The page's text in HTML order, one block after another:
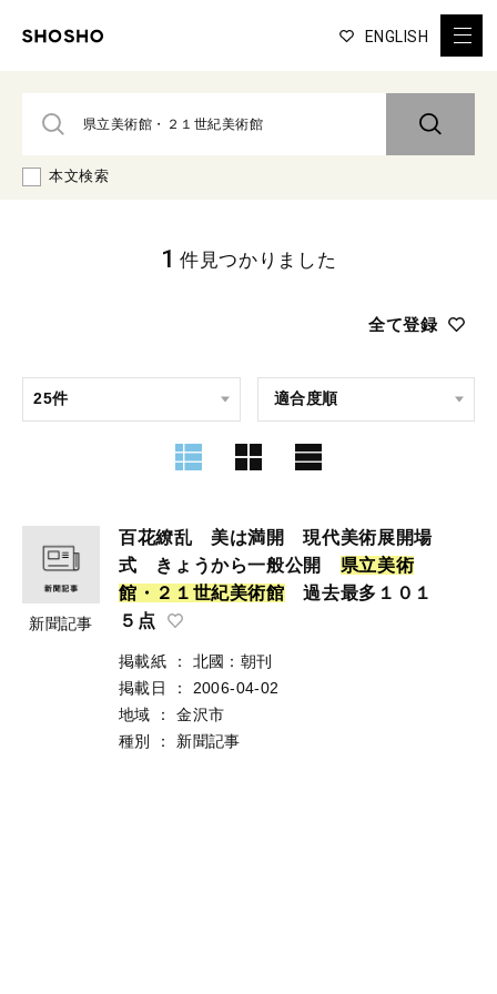
ENGLISH
本文検索
全て登録
1 件見つかりました
新聞記事
百花繚乱 美は満開 現代美術展開場
式 きょうから一般公開 県立美術
館 ・ ２ １ 世紀美術館 過去最多１０１
５点
掲載紙 ：
北國：朝刊
掲載日
：
2006-04-02
地域
：
金沢市
種別
： 新聞記事